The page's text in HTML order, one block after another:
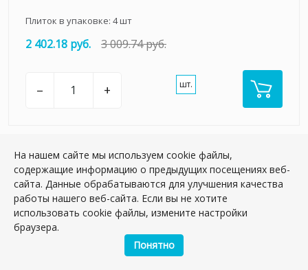
Плиток в упаковке: 4шт
2 402.18 руб. 3 009.74 руб.
– + шт.
На нашем сайте мы используем cookie файлы,
содержащие информацию о предыдущих посещениях веб-
сайта. Данные обрабатываются для улучшения качества
работы нашего веб-сайта. Если вы не хотите
использовать cookie файлы, измените настройки
браузера.
Понятно